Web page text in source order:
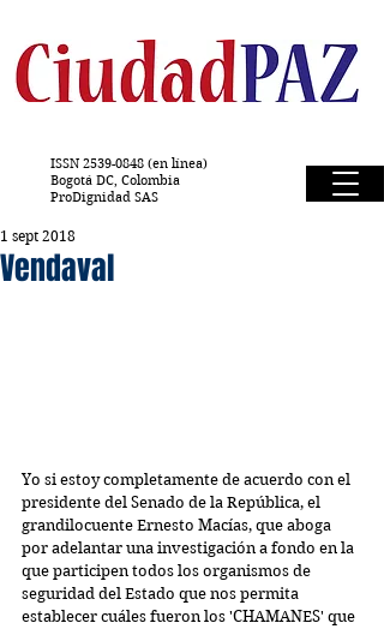
ISSN 2539-0848 (en línea)
Bogotá DC, Colombia
ProDignidad SAS
Vendaval
1 sept 2018
Yo si estoy completamente de acuerdo con el
presidente del Senado de la República, el
grandilocuente Ernesto Macías, que aboga
por adelantar una investigación a fondo en la
que participen todos los organismos de
seguridad del Estado que nos permita
establecer cuáles fueron los 'CHAMANES' que